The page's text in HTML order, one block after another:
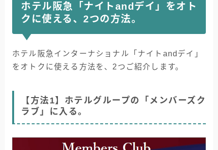
ホテル阪急「ナイトandデイ」をオト
クに使える、2つの方法。
ホテル阪急インターナショナル「ナイトandデイ」
をオトクに使える方法を、2つご紹介します。
【方法1】ホテルグループの「メンバーズク
ラブ」に入る。